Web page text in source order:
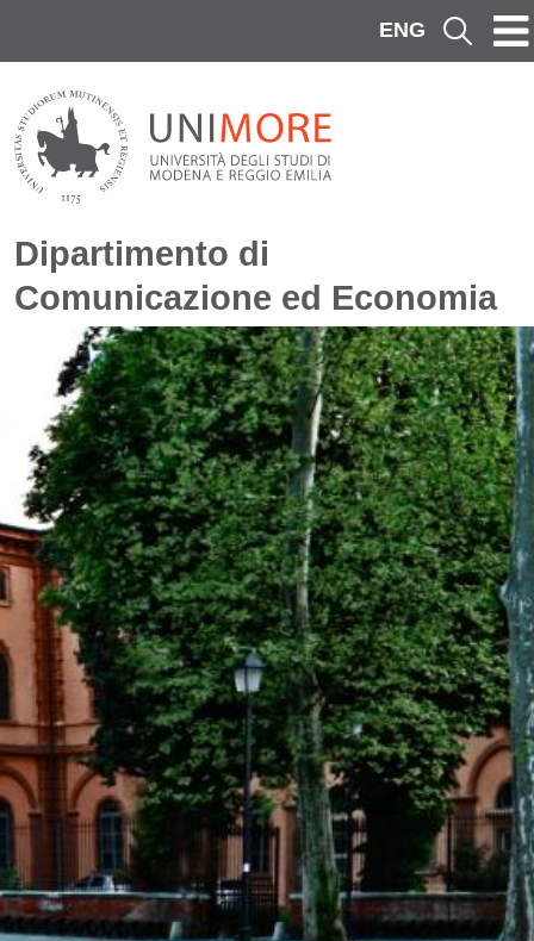
ENG Cerca
Dipartimento di
Comunicazione ed Economia
Immagine